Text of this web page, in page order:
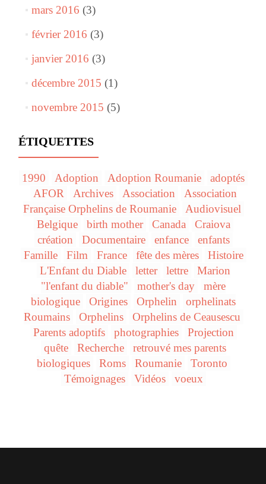
mars 2016 (3)
février 2016 (3)
janvier 2016 (3)
décembre 2015 (1)
novembre 2015 (5)
ÉTIQUETTES
1990 Adoption Adoption Roumanie
adoptés
AFOR
Archives Association
Association
Française Orphelins de Roumanie
Audiovisuel
Belgique
birth mother Canada
Craiova
création
Documentaire enfance
enfants
Famille
Film France fête des mères
Histoire
L'Enfant du Diable
letter lettre
Marion
"l'enfant du diable"
mother's day
mère
biologique
Origines Orphelin
orphelinats
Roumains
Orphelins
Orphelins de Ceausescu
Parents adoptifs
photographies
Projection
quête
Recherche
retrouvé mes parents
biologiques
Roms Roumanie
Toronto
Témoignages
Vidéos voeux